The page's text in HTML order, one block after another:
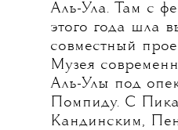
Аль-Ула. Там с
этого года шла
совместный
Музея
Аль-Улы под
Помпиду. С
Кандинским,